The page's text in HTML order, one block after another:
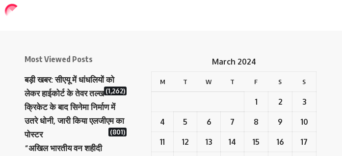
Most Viewed Posts
बड़ी खबर: सीएयू में धांधलियों को
लेकर हाईकोर्ट के तेवर तल्ख (1,262)
क्रिकेट के बाद सिनेमा निर्माण में
उतरे धोनी, जारी किया एलजीएम का
पोस्टर
(801)
“अखिल भारतीय वन शहीदी
March 2024
M T W T F S S
1 2 3
4 5 6 7 8 9 10
11 12 13 14 15 16 17